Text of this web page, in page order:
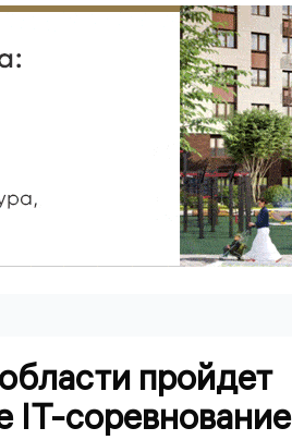
пройдет
IT-соревнование